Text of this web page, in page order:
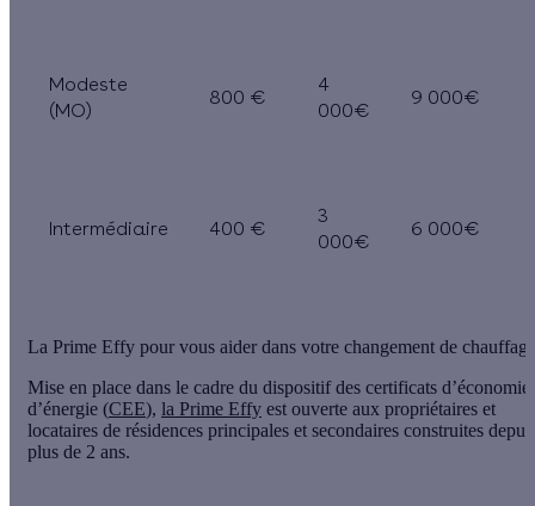
Modeste
(MO)
800 €
4
000€
9 000€
Intermédiaire 400 €
3
000€
6 000€
La Prime Effy pour vous aider dans votre changement de chauffage
Mise en place dans le cadre du dispositif des certificats
d’énergie (CEE), la Prime Effy est ouverte aux propriétaires et
locataires de résidences principales et secondaires construites
plus de 2 ans.